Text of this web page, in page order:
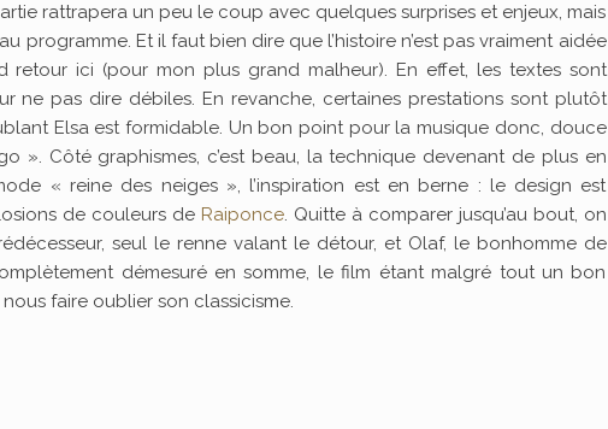
rattrapera un peu le coup avec quelques surprises et enjeux, mais
programme. Et il faut bien dire que l’histoire n’est pas vraiment aidée
retour ici (pour mon plus grand malheur). En effet, les textes sont
ne pas dire débiles. En revanche, certaines prestations sont plutôt
Elsa est formidable. Un bon point pour la musique donc, douce
». Côté graphismes, c’est beau, la technique devenant de plus en
« reine des neiges », l’inspiration est en berne : le design est
de couleurs de Raiponce. Quitte à comparer jusqu’au bout, on
seul le renne valant le détour, et Olaf, le bonhomme de
démesuré en somme, le film étant malgré tout un bon
faire oublier son classicisme.